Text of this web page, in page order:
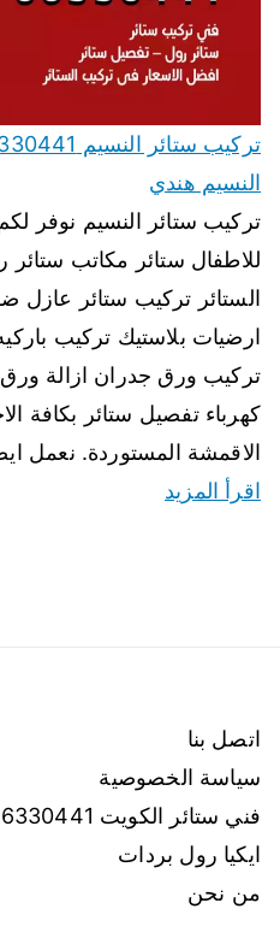
النسيم هندي
تركيب ستائر النسيم نوفر
للاطفال ستائر مكاتب
الستائر تركيب ستائر
ارضيات بلاستيك تركيب
تركيب ورق جدران ازالة
كهرباء تفصيل ستائر بكافة
الاقمشة المستوردة. نعمل
اقرأ المزيد
اتصل بنا
سياسة الخصوصية
ايكيا رول بردات
من نحن